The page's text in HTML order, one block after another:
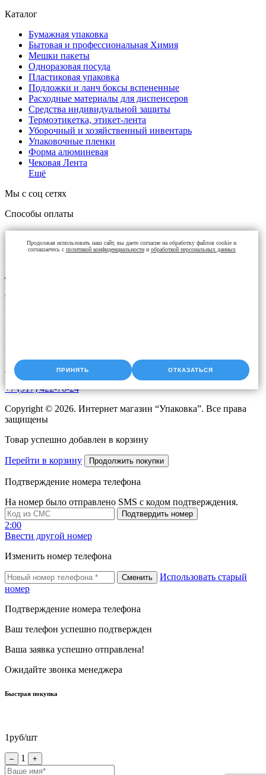
Каталог
Бумажная упаковка
Бытовая и профессиональная Химия
Мешки пакеты
Одноразовая посуда
Пластиковая упаковка
Подложки и ланч боксы вспененные
Расходные материалы для диспенсеров
Средства индивидуальной защиты
Термоэтикетка, этикет-лента
Уборочный и хозяйственный инвентарь
Упаковочные пленки
Форма алюминевая
Чековая Лента
Ещё
Мы с соц сетях
Способы оплаты
Контакты
Доставка упаковки: Уфа, Казань, Набережные Челны,
Екатеринбург, Челябинск, Оренбург, Самара, Пермь, Курган.
Оперативная доставка до адреса. Скидки постоянным
клиентам. Звоните!
Время работы:
Пн-Чт с 9:00 до 18:00
Пт с 9.00 до 17.00
upak2008@bk.ru
+7 (917) 422-76-24
Copyright © 2026. Интернет магазин “Упаковка”. Все права
защищены
Товар успешно добавлен в корзину
Перейти в корзину Продолжить покупки
Подтверждение номера телефона
На номер было отправлено SMS с кодом подтверждения.
Подтвердить номер
2:00
Ввести другой номер
Изменить номер телефона
Сменить
Использовать старый
номер
Подтверждение номера телефона
Ваш телефон успешно подтвержден
Ваша заявка успешно отправлена!
Ожидайте звонка менеджера
Быстрая покупка
1руб/шт
– 1 +
Продолжая использовать наш сайт, вы даете согласие на обработку файлов cookie и
соглашаетесь с политикой конфиденциальностии обработкой персональных данных
ПРИНЯТЬ ОТКАЗАТЬСЯ